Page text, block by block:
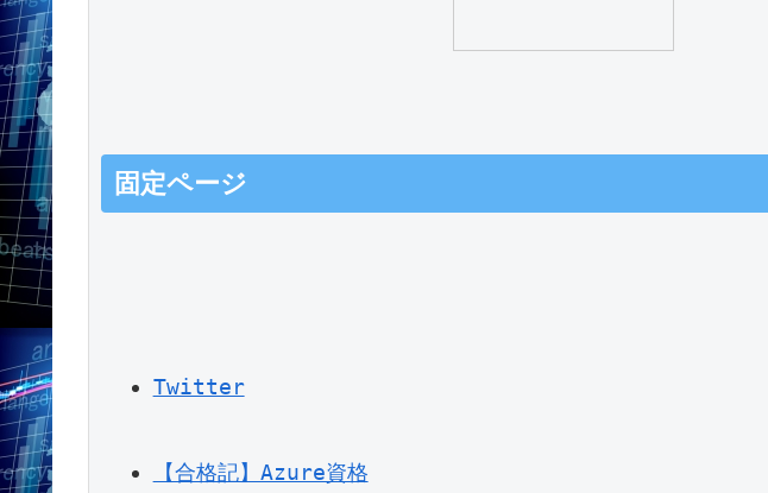
固定ページ
Twitter
【合格記】Azure資格